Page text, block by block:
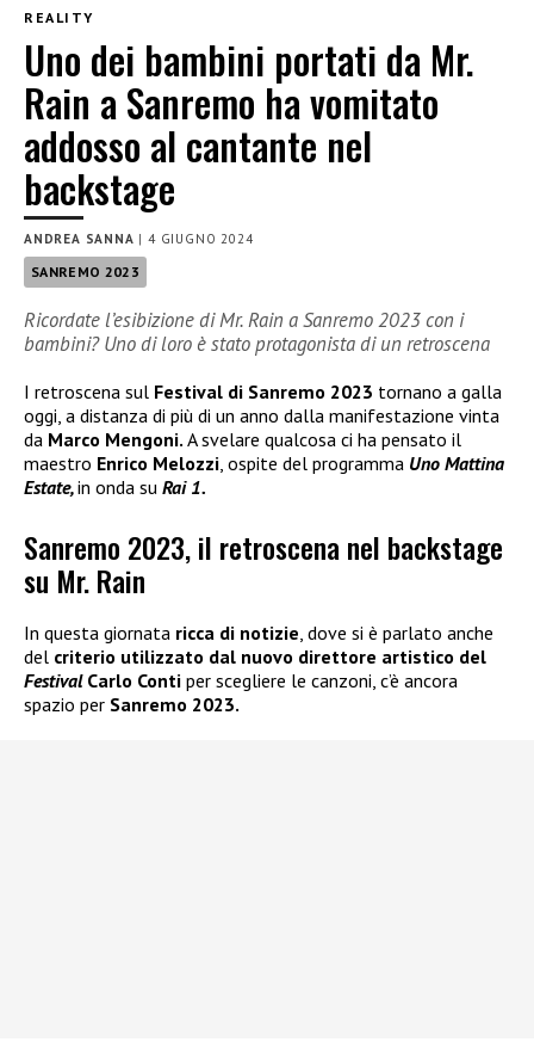
REALITY
Uno dei bambini portati da Mr.
Rain a Sanremo ha vomitato
addosso al cantante nel
backstage
ANDREA SANNA |4 GIUGNO 2024
SANREMO 2023
Ricordate l’esibizione di Mr. Rain a Sanremo 2023 con i
bambini? Uno di loro è stato protagonista di un retroscena
I retroscena sul Festival di Sanremo 2023 tornano a galla
oggi, a distanza di più di un anno dalla manifestazione vinta
da Marco Mengoni. A svelare qualcosa ci ha pensato il
maestro Enrico Melozzi , ospite del programma Uno Mattina
Estate,in onda su Rai 1.
Sanremo 2023, il retroscena nel backstage
su Mr. Rain
In questa giornata ricca di notizie , dove si è parlato anche
del criterio utilizzato dal nuovo direttore artistico del
Festival Carlo Conti per scegliere le canzoni, c’è ancora
spazio per Sanremo 2023.